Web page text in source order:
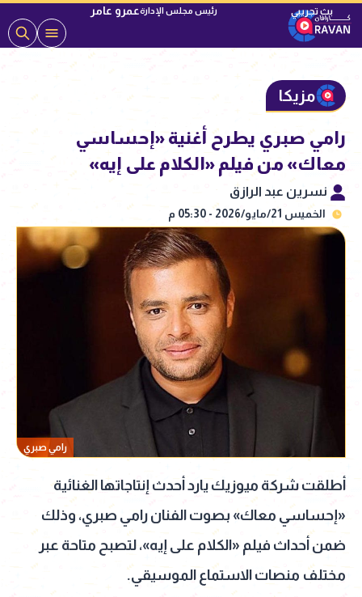
رئيس مجلس الإدارةعمرو عامر
مزيكا
رامي صبري يطرح أغنية «إحساسي
معاك» من فيلم «الكلام على إيه»
نسرين عبد الرازق
الخميس 21/مايو/2026 - 05:30 م
رامي صبري
أطلقت شركة ميوزيك يارد أحدث إنتاجاتها الغنائية
«إحساسي معاك» بصوت الفنان رامي صبري، وذلك
ضمن أحداث فيلم «الكلام على إيه»، لتصبح متاحة عبر
مختلف منصات الاستماع الموسيقي.